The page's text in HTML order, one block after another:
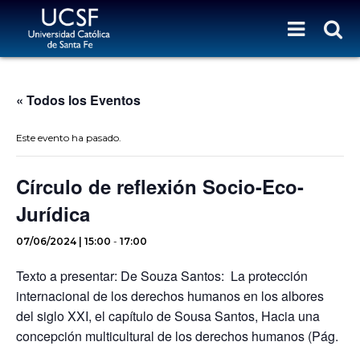
« Todos los Eventos
Este evento ha pasado.
Círculo de reflexión Socio-Eco-
Jurídica
07/06/2024 | 15:00 - 17:00
Texto a presentar: De Souza Santos: La protección
internacional de los derechos humanos en los albores
del siglo XXI, el capítulo de Sousa Santos, Hacia una
concepción multicultural de los derechos humanos (Pág.